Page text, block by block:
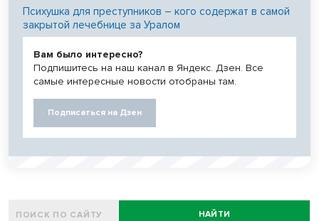
Психушка для преступников – кого содержат в самой
закрытой лечебнице за Уралом
Вам было интересно?
Подпишитесь на наш канал в Яндекс. Дзен. Все
самые интересные новости отобраны там.
Подписаться на Дзен
НАЙТИ